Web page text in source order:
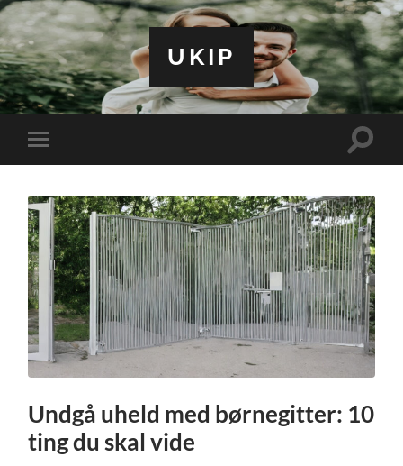
UKIP
Toggle
mobile
Toggle
Undgå uheld med børnegitter: 10
ting du skal vide